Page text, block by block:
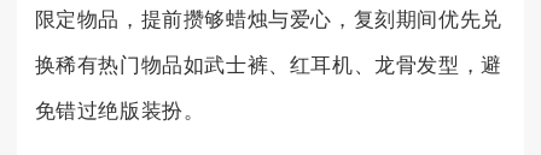
限定物品，提前攒够蜡烛与爱心，复刻期间优先兑
换稀有热门物品如武士裤、红耳机、龙骨发型，避
免错过绝版装扮。